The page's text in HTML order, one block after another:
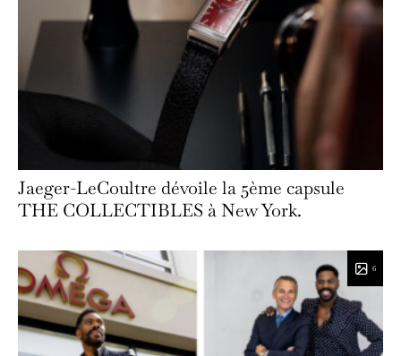
Jaeger-LeCoultre dévoile la 5ème capsule
THE COLLECTIBLES à New York.
6